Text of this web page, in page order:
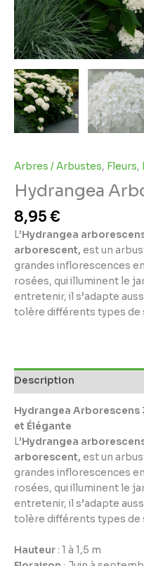
Arbres / Arbustes, Fleurs,
Hydrangea
8,95€
L’Hydrangea
arborescent, est un
grandes inflorescences
rosées, qui illuminent le
entretenir, il s’adapte
tolère différents types de
Description
Hydrangea Arborescens
et Élégante
L’Hydrangea
arborescent, est un
grandes inflorescences
rosées, qui illuminent le
entretenir, il s’adapte
tolère différents types de
Hauteur: 1 à 1,5 m